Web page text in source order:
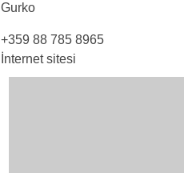
Gurko
+359 88 785 8965
İnternet sitesi